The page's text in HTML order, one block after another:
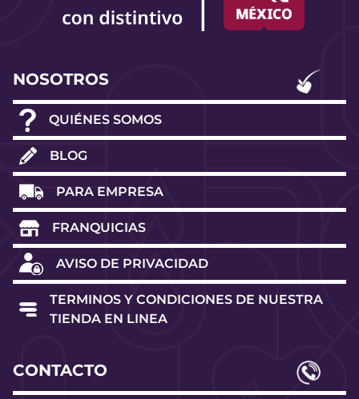
NOSOTROS
QUIÉNES SOMOS
BLOG
PARA EMPRESA
FRANQUICIAS
AVISO DE PRIVACIDAD
TERMINOS Y CONDICIONES DE NUESTRA
TIENDA EN LINEA
CONTACTO